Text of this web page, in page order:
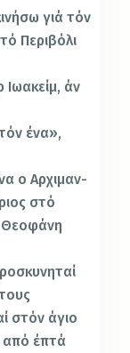
γιά τόν
Περιβόλι
άν
ένα»,
ο Αρχιμαν­
στό
Θεοφάνη
στόν άγιο
από έπτά